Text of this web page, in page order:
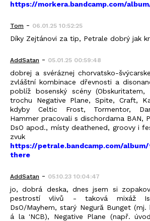
https://morkera.bandcamp.com/
Tom - 06.01.25 10:52:25
Díky Zejtánovi za tip, Petrale dobrý jak
AddSatan - 05.01.25 00:59:48
dobrej a svéráznej chorvatsko-
zvláštní kombinace dřevnosti a
poblíž bosenský scény (Obskuritatem,
trochu Negative Plane, Spite, Craft,
kdyby Celtic Frost, Tormentor,
Hammer pracovali s dischordama BAN,
DsO apod., místy deathened, groovy i
zvuk
https://petrale.bandcamp.com/
there
AddSatan - 05.10.23 10:04:47
jo, dobrá deska, dnes jsem si
pestrostí vlivů - taková mixáž
DsO/Mayhem, starý Negură Bunget
á la 'NCB), Negative Plane (např.